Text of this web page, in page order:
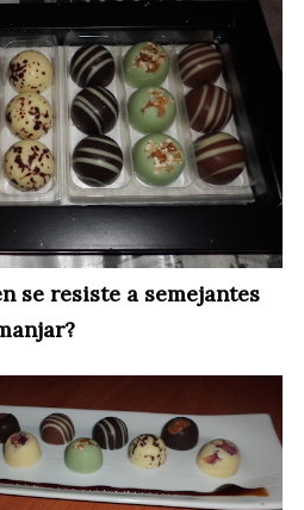
se resiste a semejantes